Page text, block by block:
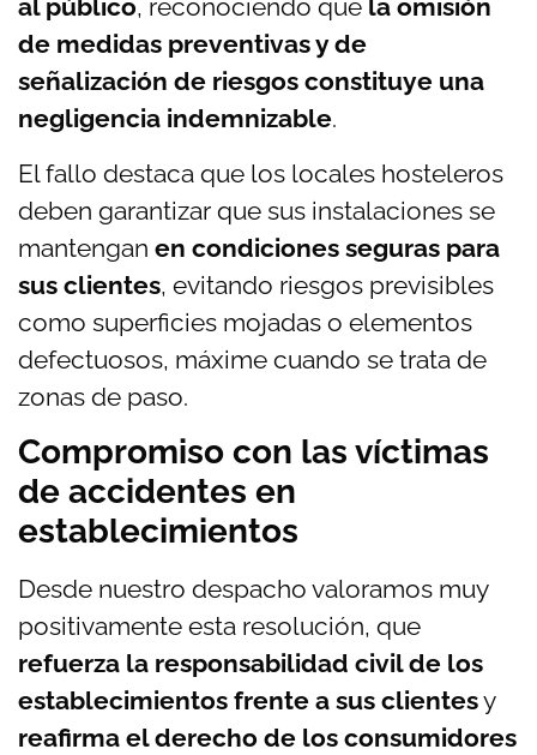
al público, reconociendo que la omisión
de medidas preventivas y de
señalización de riesgos constituye una
negligencia indemnizable.
El fallo destaca que los locales hosteleros
deben garantizar que sus instalaciones se
mantengan en condiciones seguras para
sus clientes, evitando riesgos previsibles
como superficies mojadas o elementos
defectuosos, máxime cuando se trata de
zonas de paso.
Compromiso con las víctimas
de accidentes en
establecimientos
Desde nuestro despacho valoramos muy
positivamente esta resolución, que
refuerza la responsabilidad civil de los
establecimientos frente a sus clientesy
reafirma el derecho de los consumidores